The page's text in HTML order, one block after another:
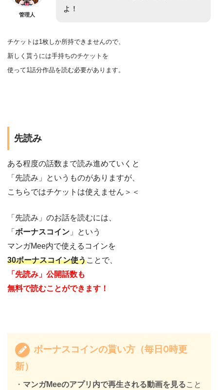
管理人
よ！
チケットは1枚しか所持できませんので、
新しく貰うには手持ちのチケットを
使って1話分作品を読む必要があります。
先読み
ある程度の話数まで読み進めていくと
「先読み」というものがありますが、
こちらではチケットは使えません＞＜
「先読み」のお話を読むには、
「 ボーナスコイン 」という
マンガMee内で使えるコインを
30ボーナスコイン使うことで、
「先読み」公開話数も
無料で読むことができます！
ボーナスコインの貰い方（毎日0時更
新）
・ マンガMeeのアプリ内で再生される動画を見ること